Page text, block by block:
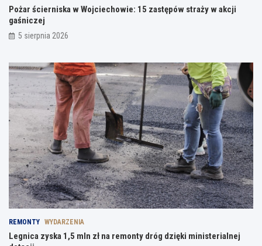
Pożar ścierniska w Wojciechowie: 15 zastępów straży w akcji
gaśniczej
5 sierpnia 2026
REMONTY WYDARZENIA
Legnica zyska 1,5 mln zł na remonty dróg dzięki ministerialnej